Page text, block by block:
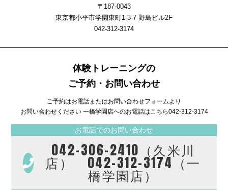
〒187-0043
東京都小平市学園東町1-3-7 野島ビル2F
042-312-3174
体験トレーニングの
ご予約・お問い合わせ
ご予約はお電話またはお問い合わせフォームより
お問い合わせください 一橋学園店へのお電話はこちら042-312-3174
お電話でのお問い合わせ
042-306-2410（久米川
店） 042-312-3174（一
橋学園店）